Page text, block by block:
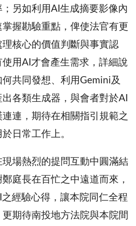
另如利用AI生成摘要影像內
握勘驗重點，俾使法官有更
核心的價值判斷與事實認
用AI才會產生需求，詳細說
共同發想、利用Gemini及
各類生成器，與會者對於AI
連，期待在相關指引規範之
日常工作上。
場熱烈的提問互動中圓滿結
庭長在百忙之中遠道而來，
經驗心得，讓本院同仁全程
期待南投地方法院與本院間